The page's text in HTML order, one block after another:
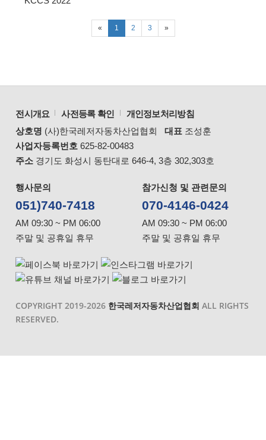
« 1 (current)
2 3 »
전시개요 사전등록 확인
개인정보처리방침
상호명 (사)한국레저자동차산업협회대표 조성훈
사업자등록번호 625-82-00483
주소 경기도 화성시 동탄대로 646-4, 3층 302,303호
행사문의
051)740-7418
AM 09:30 ~ PM 06:00
주말 및 공휴일 휴무
참가신청 및 관련문의
070-4146-0424
AM 09:30 ~ PM 06:00
주말 및 공휴일 휴무
COPYRIGHT 2019-2026 한국레저자동차산업협회 ALL RIGHTS
RESERVED.